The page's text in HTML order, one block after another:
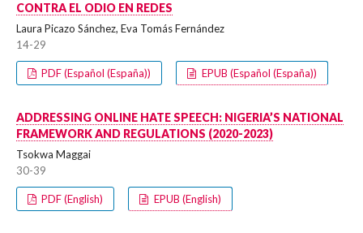
CONTRA EL ODIO EN REDES
Laura Picazo Sánchez, Eva Tomás Fernández
14-29
PDF (Español (España)) EPUB (Español (España))
ADDRESSING ONLINE HATE SPEECH: NIGERIA’S NATIONAL
FRAMEWORK AND REGULATIONS (2020-2023)
Tsokwa Maggai
30-39
PDF (English) EPUB (English)